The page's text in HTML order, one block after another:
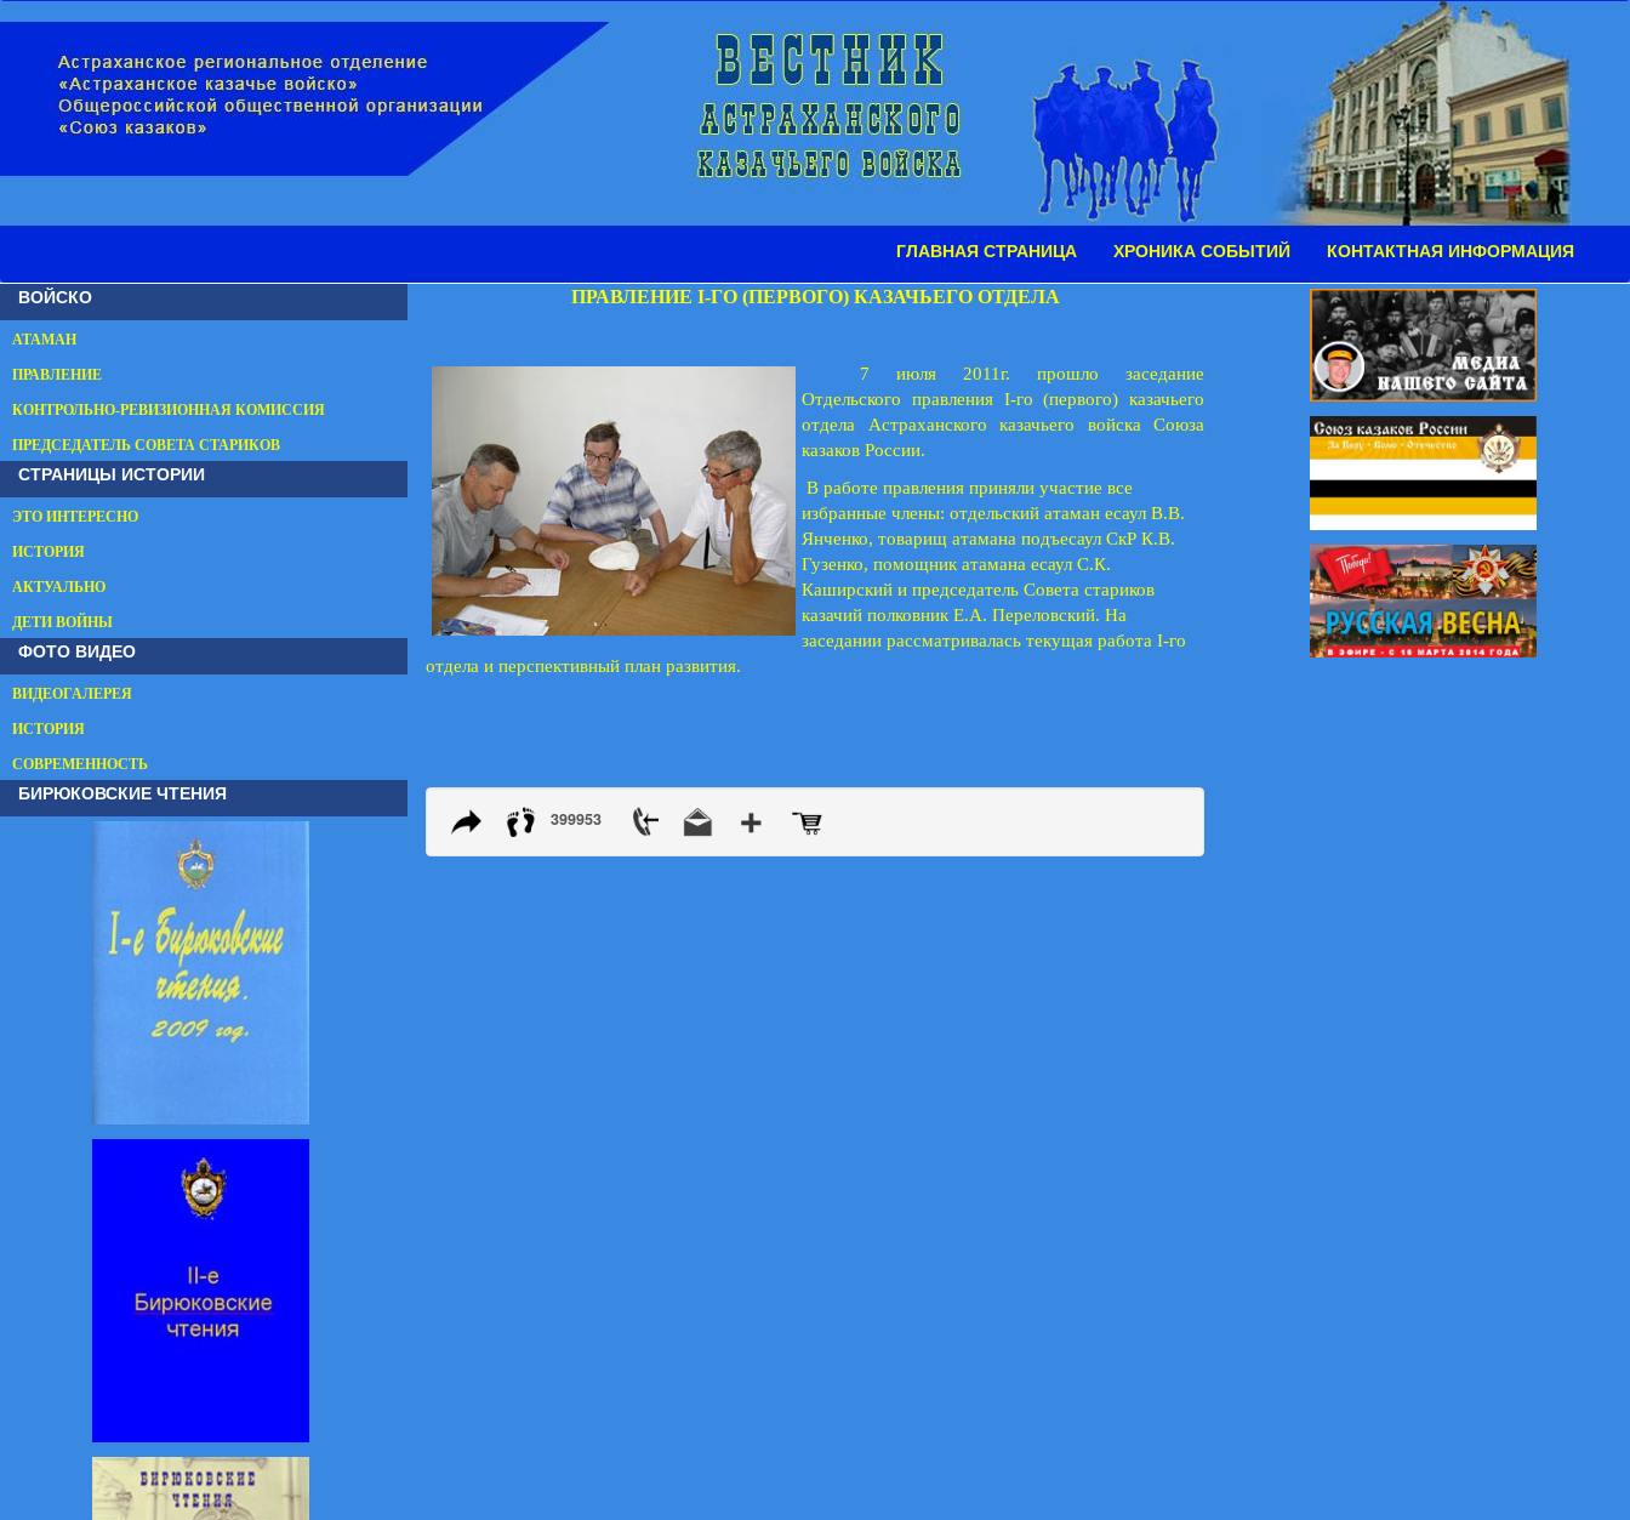
ГЛАВНАЯ СТРАНИЦА ХРОНИКА СОБЫТИЙ КОНТАКТНАЯ ИНФОРМАЦИЯ
ВОЙСКО
АТАМАН
ПРАВЛЕНИЕ
КОНТРОЛЬНО-РЕВИЗИОННАЯ КОМИССИЯ
ПРЕДСЕДАТЕЛЬ СОВЕТА СТАРИКОВ
СТРАНИЦЫ ИСТОРИИ
ЭТО ИНТЕРЕСНО
ИСТОРИЯ
АКТУАЛЬНО
ДЕТИ ВОЙНЫ
ФОТО ВИДЕО
ВИДЕОГАЛЕРЕЯ
ИСТОРИЯ
СОВРЕМЕННОСТЬ
БИРЮКОВСКИЕ ЧТЕНИЯ
ПРАВЛЕНИЕ I-ГО (ПЕРВОГО) КАЗАЧЬЕГО ОТДЕЛА
7 июля 2011г. прошло заседание
Отдельского правления I-го (первого) казачьего
отдела Астраханского казачьего войска Союза
казаков России.
В работе правления приняли участие все
избранные члены: отдельский атаман есаул В.В.
Янченко, товарищ атамана подъесаул СкР К.В.
Гузенко, помощник атамана есаул С.К.
Каширский и председатель Совета стариков
казачий полковник Е.А. Переловский. На
заседании рассматривалась текущая работа I-го
отдела и перспективный план развития.
399953